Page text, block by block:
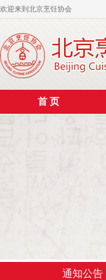
欢迎来到北京烹饪协会
首 页
通知公告